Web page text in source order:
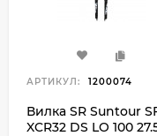
АРТИКУЛ: 1200074
Вилка SR Suntour
XCR32 DS LO 100